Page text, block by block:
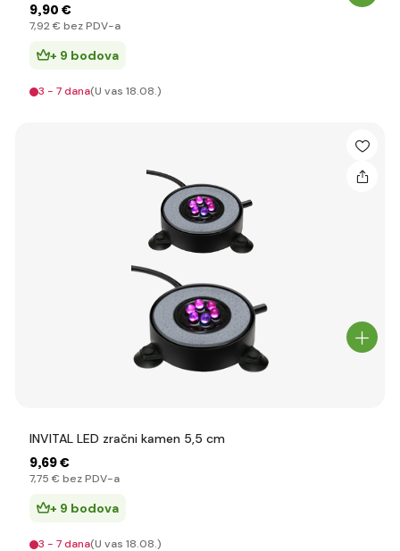
9,90 €
7,92 € bez PDV-a
+ 9 bodova
3 - 7 dana(U vas 18.08.)
INVITAL LED zračni kamen 5,5 cm
9,69 €
7,75 € bez PDV-a
+ 9 bodova
3 - 7 dana(U vas 18.08.)